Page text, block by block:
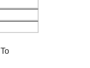
To